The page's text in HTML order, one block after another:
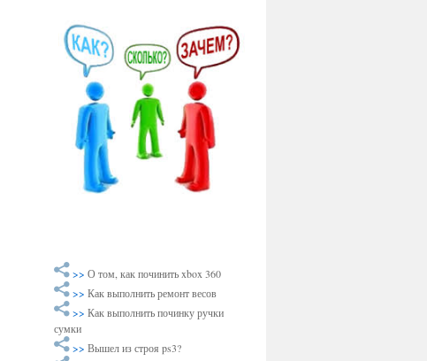
>> О том, как починить xbox 360
>> Как выполнить ремонт весов
>> Как выполнить починку ручки
сумки
>> Вышел из строя ps3?